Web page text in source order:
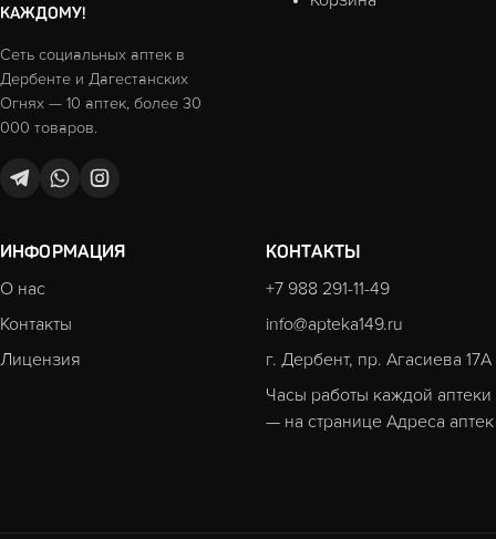
КАЖДОМУ!
Сеть социальных аптек в
Дербенте и Дагестанских
Огнях — 10 аптек, более 30
000 товаров.
ИНФОРМАЦИЯ
О нас
Контакты
Лицензия
КОНТАКТЫ
+7 988 291-11-49
info@apteka149.ru
г. Дербент, пр. Агасиева 17А
Часы работы каждой аптеки
— на странице Адреса аптек